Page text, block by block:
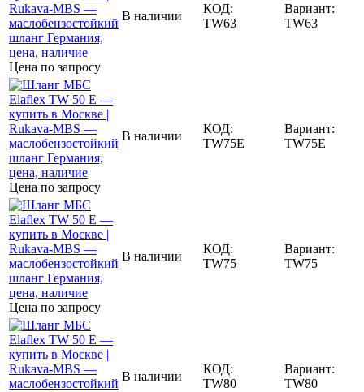
Цена по запросу
В наличии
КОД:
TW63
Вариант:
TW63
Цена по запросу
В наличии
КОД:
TW75E
Вариант:
TW75E
Цена по запросу
В наличии
КОД:
TW75
Вариант:
TW75
В наличии
КОД:
TW80
Вариант:
TW80